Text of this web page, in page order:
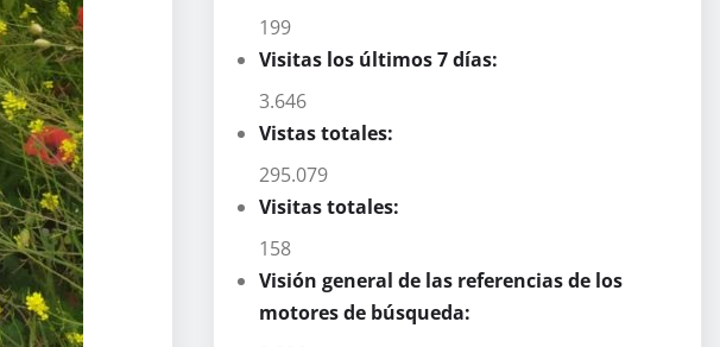
199
Visitas los últimos 7 días:
3.646
Vistas totales:
295.079
Visitas totales:
158
Visión general de las referencias de los
motores de búsqueda: